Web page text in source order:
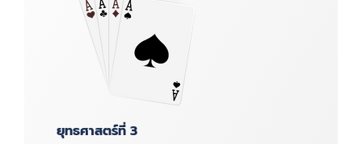
ยุทธศาสตร์ที่ 3